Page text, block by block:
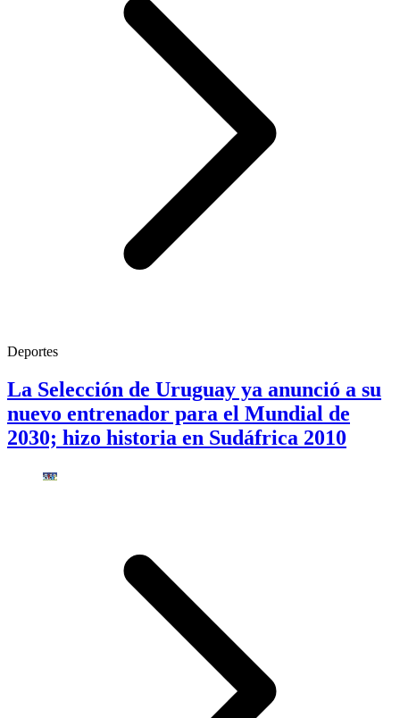
Deportes
La Selección de Uruguay ya anunció a su
nuevo entrenador para el Mundial de
2030; hizo historia en Sudáfrica 2010